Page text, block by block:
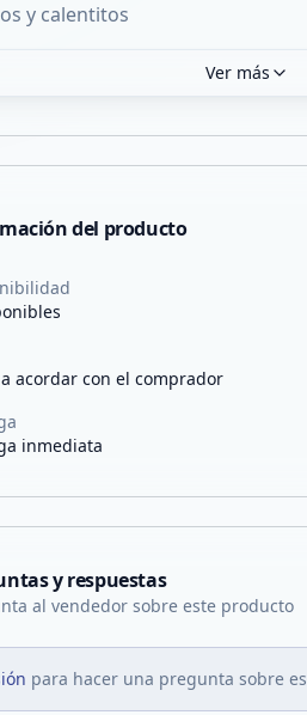
y calentitos
Ver más
del producto
acordar con el comprador
inmediata
y respuestas
al vendedor sobre este producto
para hacer una pregunta sobre